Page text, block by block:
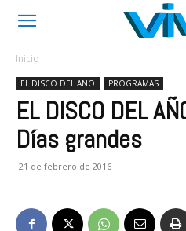
Inicio
EL DISCO DEL AÑO PROGRAMAS
EL DISCO DEL
Días grandes
21 de febrero de 2016